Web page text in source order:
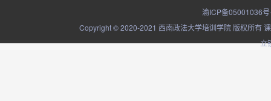
渝ICP备05001036
Copyright © 2020-2021 西南政法大学培训学院 版权所有
立